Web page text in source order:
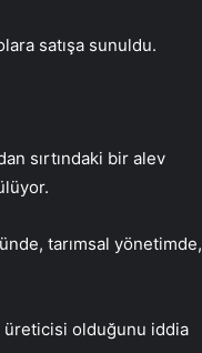
satışa sunuldu.
sırtındaki bir alev
tarımsal yönetimde,
üreticisi olduğunu iddia